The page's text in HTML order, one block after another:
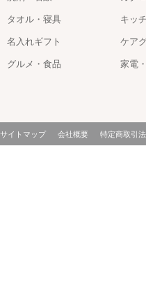
タオル・寝具
キッ
名入れギフト
ケア
グルメ・食品
家電
サイトマップ 会社概要 特定商取引